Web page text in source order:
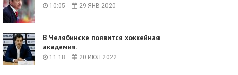
10:05 29 ЯНВ 2020
В Челябинске появится хоккейная
академия.
11:18 20 ИЮЛ 2022